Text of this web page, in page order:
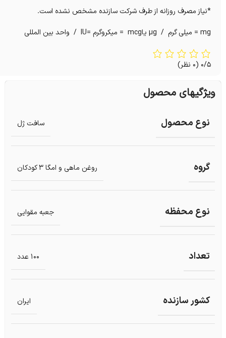
*نیاز مصرف روزانه از طرف شرکت سازنده مشخص نشده است.
mg = میلی گرم / µg یاmcg = میکروگرم =IU / واحد بین المللی
0/5 (0 نظر)
ویژگیهای محصول
نوع محصول سافت ژل
گروه روغن ماهی و امگا 3 کودکان
نوع محفظه جعبه مقوایی
تعداد 100 عدد
کشور سازنده ایران